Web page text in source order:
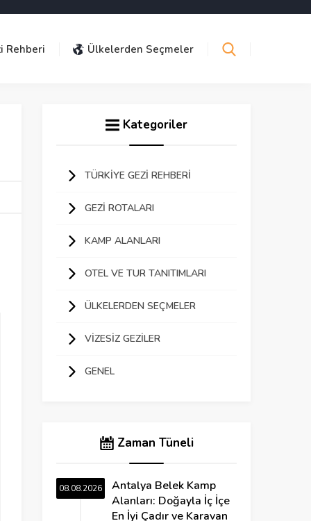
Rehberi Ülkelerden Seçmeler
Kategoriler
TÜRKIYE GEZI REHBERI
GEZI ROTALARI
KAMP ALANLARI
OTEL VE TUR TANITIMLARI
ÜLKELERDEN SEÇMELER
VIZESIZ GEZILER
GENEL
Zaman Tüneli
08.08.2026
Antalya Belek Kamp
Alanları: Doğayla İç İçe
En İyi Çadır ve Karavan